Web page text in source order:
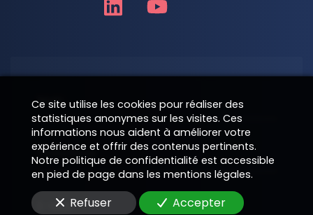
Nom
Téléphone
E-Mail
Ce site utilise les cookies pour réaliser des
statistiques anonymes sur les visites. Ces
informations nous aident à améliorer votre
expérience et offrir des contenus pertinents.
Notre politique de confidentialité est accessible
en pied de page dans les mentions légales.
Refuser Accepter